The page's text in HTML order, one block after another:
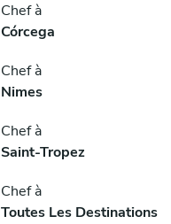
Chef à
Córcega
Chef à
Nimes
Chef à
Saint-Tropez
Chef à
Toutes Les Destinations